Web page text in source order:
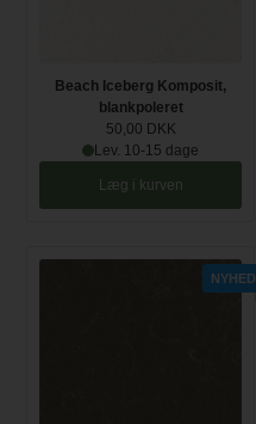
Beach Iceberg Komposit,
blankpoleret
50,00 DKK
Lev. 10-15 dage
Læg i kurven
NYHED